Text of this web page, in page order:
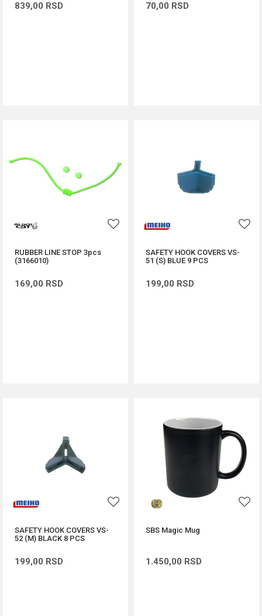
839,00 RSD 70,00 RSD
RUBBER LINE STOP 3pcs
(3166010)
169,00 RSD
SAFETY HOOK COVERS VS-
51 (S) BLUE 9 PCS
199,00 RSD
SAFETY HOOK COVERS VS-
52 (M) BLACK 8 PCS
199,00 RSD
SBS Magic Mug
1.450,00 RSD